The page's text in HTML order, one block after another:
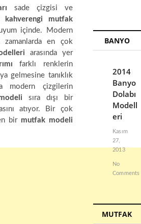
sade çizgisi ve
kahverengi mutfak
içinde. Modern
zamanlarda en çok
arasında yer
farklı renklerin
gelmesine tanıklık
modern çizgilerin
sıra dışı bir
atıyor. Bir çok
bir mutfak modeli
BANYO
2014
Banyo
Dolabı
Modell
eri
Kasım
27,
2013
No
Comments
MUTFAK